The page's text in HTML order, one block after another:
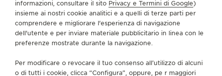
SERVIZI
CONTATTI
informazioni, consultare il sito Privacy e Termini di Google)
insieme ai nostri cookie analitici e a quelli di terze parti per
comprendere e migliorare l'esperienza di navigazione
dell'utente e per inviare materiale pubblicitario in linea con le
preferenze mostrate durante la navigazione.
Per modificare o revocare il tuo consenso all’utilizzo di alcuni
o di tutti i cookie, clicca “Configura”, oppure, pe r maggiori